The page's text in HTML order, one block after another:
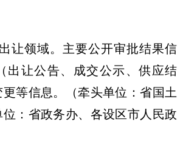
让领域。主要公开审批结果信
出让公告、成交公示、供应结
等信息。（牵头单位：省国土
：省政务办、各设区市人民政